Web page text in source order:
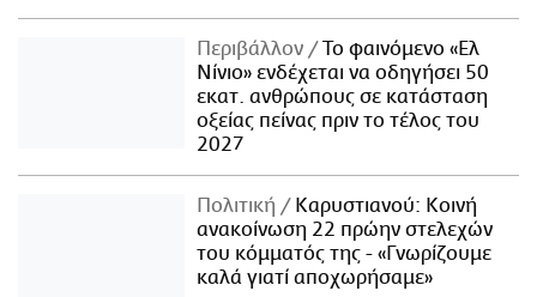
Περιβάλλον
Το φαινόμενο «Ελ
Νίνιο» ενδέχεται να οδηγήσει 50
εκατ. ανθρώπους σε κατάσταση
οξείας πείνας πριν το τέλος του
2027
Πολιτική
Καρυστιανού: Κοινή
ανακοίνωση 22 πρώην στελεχών
του κόμματός της - «Γνωρίζουμε
καλά γιατί αποχωρήσαμε»